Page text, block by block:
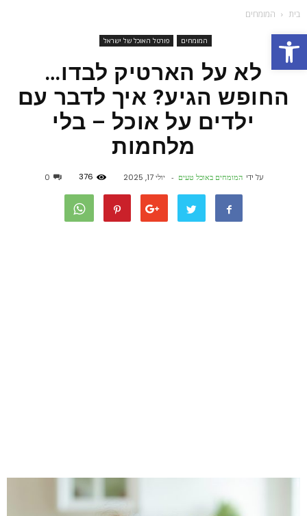
פתח סרגל נגישות
בית המומחים
המומחים פורטל האוכל של ישראל
לא על הארטיק לבדו…
החופש הגיע? איך לדבר עם
ילדים על אוכל – בלי
מלחמות
על ידי המומחים באוכל טעים - יולי 17, 2025 376
0